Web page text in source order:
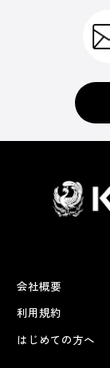
会社概要
利用規約
はじめての方へ